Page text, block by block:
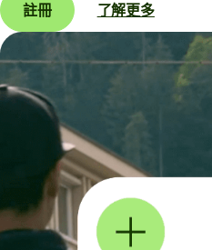
註冊 了解更多